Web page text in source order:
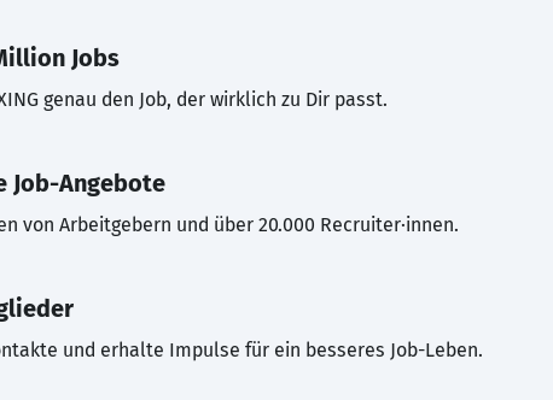
Jobs
genau den Job, der wirklich zu Dir passt.
Job-Angebote
von Arbeitgebern und über 20.000 Recruiter·innen.
und erhalte Impulse für ein besseres Job-Leben.